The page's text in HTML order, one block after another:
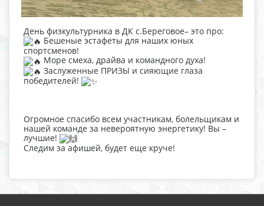
День физкультурника в ДК с.Береговое– это про:
Бешеные эстафеты для наших юных
спортсменов!
Море смеха, драйва и командного духа!
Заслуженные ПРИЗЫ и сияющие глаза
победителей!
Огромное спасибо всем участникам, болельщикам и
нашей команде за невероятную энергетику! Вы –
лучшие!
Следим за афишей, будет еще круче!